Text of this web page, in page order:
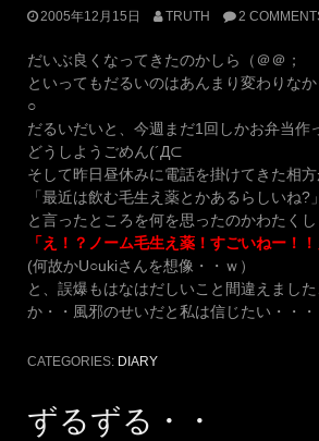
2005年12月15日 TRUTH 2
だいぶ良くなってきたのかしら（＠＠；
といってもだるいのはあんまり変わりな
○
だるいだいと、今週まだ1回しかお弁当作
どうしようごめん(´Д⊂
そして昨日昼休みに電話を掛けてきた相
「最近は飲む毛生え薬とかあるらしいね?」
と言ったところを何を思ったのかわたくし
「え！？ノーム毛生え薬！すごいねー！！
(何故かU○ukiさんを想像・・ｗ）
と、誤爆もはなはだしいこと間違えました
か・・風邪のせいだと私は信じたい・・・
CATEGORIES: DIARY
ずるずる・・